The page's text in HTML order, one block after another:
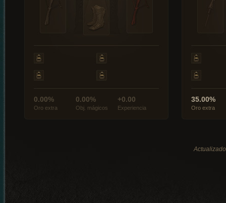
0.00%
Oro extra
0.00%
Obj. mágicos
+0.00
Experiencia
35.00%
Oro extra